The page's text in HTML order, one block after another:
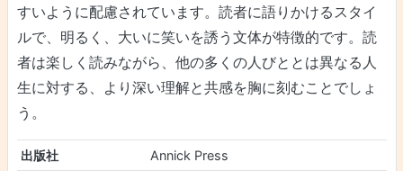
すいように配慮されています。読者に語りかけるスタイ
ルで、明るく、大いに笑いを誘う文体が特徴的です。読
者は楽しく読みながら、他の多くの人びととは異なる人
生に対する、より深い理解と共感を胸に刻むことでしょ
う。
出版社
Annick Press